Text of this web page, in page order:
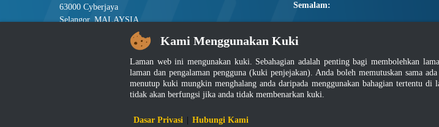
63000 Cyberjaya
Selangor, MALAYSIA
Tel : +603-8008 2900
E-mel : central[at]jsm[dot]gov[dot]my
Semalam:
Total:
Penafian|Dasar Keselamatan
Kami Menggunakan Kuki
Laman web ini mengunakan kuki. Sebahagian adalah penting bagi membolehkan
laman dan pengalaman pengguna (kuki penjejakan). Anda boleh memutuskan sama
menutup kuki mungkin menghalang anda daripada menggunakan bahagian tertentu
tidak akan berfungsi jika anda tidak membenarkan kuki.
Dasar Privasi Hubungi Kami